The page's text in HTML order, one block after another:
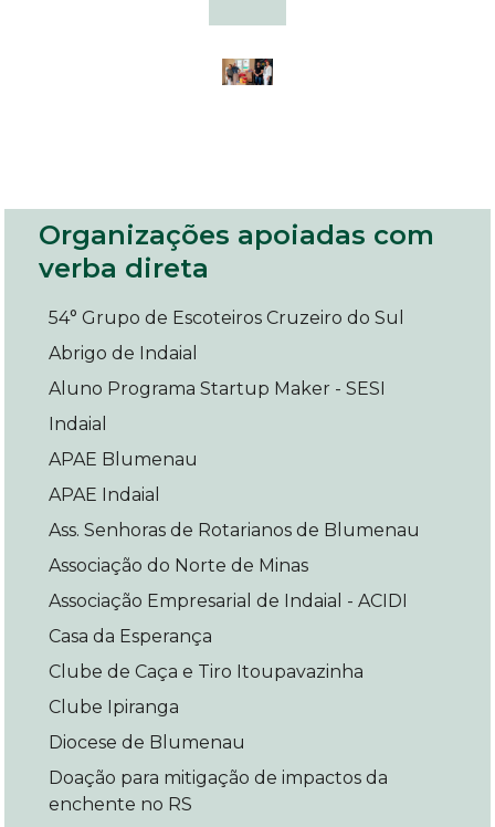
Organizações apoiadas com
verba direta
54° Grupo de Escoteiros Cruzeiro do Sul
Abrigo de Indaial
Aluno Programa Startup Maker - SESI
Indaial
APAE Blumenau
APAE Indaial
Ass. Senhoras de Rotarianos de Blumenau
Associação do Norte de Minas
Associação Empresarial de Indaial - ACIDI
Casa da Esperança
Clube de Caça e Tiro Itoupavazinha
Clube Ipiranga
Diocese de Blumenau
Doação para mitigação de impactos da
enchente no RS